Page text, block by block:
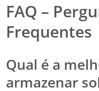
FAQ –
Frequentes
Qual é a
armazenar